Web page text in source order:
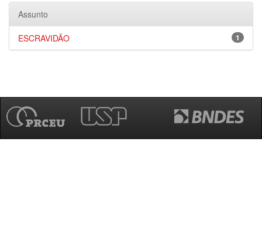
Assunto
1
ESCRAVIDÃO